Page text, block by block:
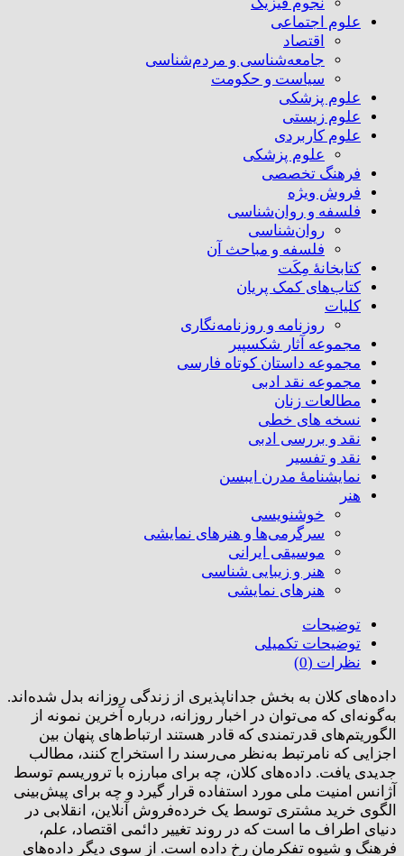
علوم اجتماعی
اقتصاد
جامعه‌شناسی و مردم‌شناسی
سیاست و حکومت
علوم پزشکی
علوم زیستی
علوم کاربردی
علوم پزشکی
فرهنگ تخصصی
فروش ویژه
فلسفه و روان‌شناسی
روان‌شناسی
فلسفه و مباحث آن
کتابخانۀ مِکَت
کتاب‌های کمک پریان
کلیات
روزنامه و روزنامه‌نگاری
مجموعه آثار شکسپیر
مجموعه داستان کوتاه فارسی
مجموعه نقد ادبی
مطالعات زنان
نسخه های خطی
نقد و بررسی ادبی
نقد و تفسیر
نمایشنامۀ مدرن ایبسن
هنر
خوشنویسی
سرگرمی‌ها و هنرهای نمایشی
موسیقی ایرانی
هنر و زیبایی شناسی
هنر‌های نمایشی
توضیحات
توضیحات تکمیلی
نظرات (0)
داده‌های کلان به بخش جداناپذیری از زندگی روزانه بدل شده‌اند.
به‌گونه‌ای که می‌توان در اخبار روزانه، درباره آخرین نمونه از
الگوریتم‌‌های قدرتمندی که قادر هستند ارتباط‌های پنهان بین
اجزایی که نامرتبط به‌نظر می‌رسند را استخراج کنند، مطالب
جدیدی یافت. داده‌های کلان، چه برای مبارزه با تروریسم توسط
آژانس امنیت ملی مورد استفاده قرار گیرد و چه برای پیش‌بینی
الگوی خرید مشتری توسط یک خرده‌فروش آنلاین، انقلابی در
دنیای اطراف ما است که در روند تغییر دائمی اقتصاد، علم،
فرهنگ و شیوه تفکرمان رخ داده است. از سوی دیگر داده‌های